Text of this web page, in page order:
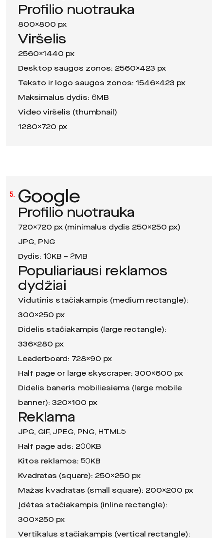
Profilio nuotrauka
800×800 px
Viršelis
2560×1440 px
Desktop saugos zonos: 2560×423 px
Teksto ir logo saugos zonos: 1546×423 px
Maksimalus dydis: 6MB
Video viršelis (thumbnail)
1280×720 px
5. Google
Profilio nuotrauka
720×720 px (minimalus dydis 250×250 px)
JPG, PNG
Dydis: 10KB – 2MB
Populiariausi reklamos
dydžiai
Vidutinis stačiakampis (medium rectangle):
300×250 px
Didelis stačiakampis (large rectangle):
336×280 px
Leaderboard: 728×90 px
Half page or large skyscraper: 300×600 px
Didelis baneris mobiliesiems (large mobile
banner): 320×100 px
Reklama
JPG, GIF, JPEG, PNG, HTML5
Half page ads: 200KB
Kitos reklamos: 50KB
Kvadratas (square): 250×250 px
Mažas kvadratas (small square): 200×200 px
Įdėtas stačiakampis (inline rectangle):
300×250 px
Vertikalus stačiakampis (vertical rectangle):